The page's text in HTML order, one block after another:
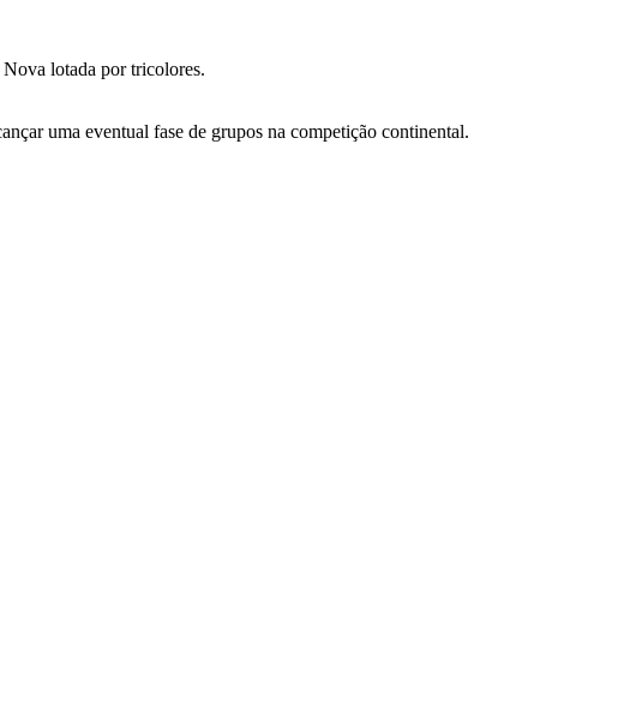
lotada por tricolores.
uma eventual fase de grupos na competição continental.